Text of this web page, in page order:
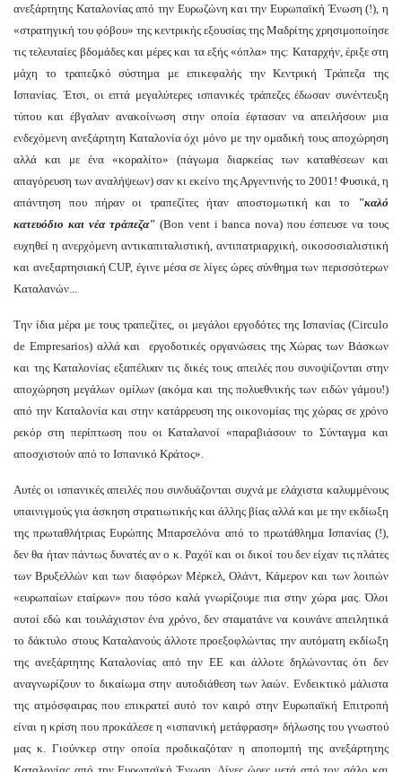
ανεξάρτητης Καταλονίας από την Ευρωζώνη και την Ευρωπαϊκή Ένωση (!), η
«στρατηγική του φόβου» της κεντρικής εξουσίας της Μαδρίτης χρησιμοποίησε
τις τελευταίες βδομάδες και μέρες και τα εξής «όπλα» της: Καταρχήν, έριξε στη
μάχη το τραπεζικό σύστημα με επικεφαλής την Κεντρική Τράπεζα της
Ισπανίας. Έτσι, οι επτά μεγαλύτερες ισπανικές τράπεζες έδωσαν συνέντευξη
τύπου και έβγαλαν ανακοίνωση στην οποία έφτασαν να απειλήσουν μια
ενδεχόμενη ανεξάρτητη Καταλονία όχι μόνο με την ομαδική τους αποχώρηση
αλλά και με ένα «κοραλίτο» (πάγωμα διαρκείας των καταθέσεων και
απαγόρευση των αναλήψεων) σαν κι εκείνο της Αργεντινής το 2001! Φυσικά, η
απάντηση που πήραν οι τραπεζίτες ήταν αποστομωτική και το
"καλό
κατευόδιο και νέα τράπεζα"(Bon vent i banca nova) που έσπευσε να τους
ευχηθεί η ανερχόμενη αντικαπιταλιστική, αντιπατριαρχική, οικοσοσιαλιστική
και ανεξαρτησιακή CUP, έγινε μέσα σε λίγες ώρες σύνθημα των περισσότερων
Καταλανών...
Την ίδια μέρα με τους τραπεζίτες, οι μεγάλοι εργοδότες της Ισπανίας (Circulo
de Empresarios) αλλά και εργοδοτικές οργανώσεις της Χώρας των Βάσκων
και της Καταλονίας εξαπέλυαν τις δικές τους απειλές που συνοψίζονται στην
αποχώρηση μεγάλων ομίλων (ακόμα και της πολυεθνικής των ειδών γάμου!)
από την Καταλονία και στην κατάρρευση της οικονομίας της χώρας σε χρόνο
ρεκόρ στη περίπτωση που οι Καταλανοί «παραβιάσουν το Σύνταγμα και
αποσχιστούν από το Ισπανικό Κράτος».
Αυτές οι ισπανικές απειλές που συνδυάζονται συχνά με ελάχιστα καλυμμένους
υπαινιγμούς για άσκηση στρατιωτικής και άλλης βίας αλλά και με την εκδίωξη
της πρωταθλήτριας Ευρώπης Μπαρσελόνα από το πρωτάθλημα Ισπανίας (!),
δεν θα ήταν πάντως δυνατές αν ο κ. Ραχόϊ και οι δικοί του δεν είχαν τις πλάτες
των Βρυξελλών και των διαφόρων Μέρκελ, Ολάντ, Κάμερον και των λοιπών
«ευρωπαίων εταίρων» που τόσο καλά γνωρίζουμε πια στην χώρα μας. Όλοι
αυτοί εδώ και τουλάχιστον ένα χρόνο, δεν σταματάνε να κουνάνε απειλητικά
το δάκτυλο στους Καταλανούς άλλοτε προεξοφλώντας την αυτόματη εκδίωξη
της ανεξάρτητης Καταλονίας από την ΕΕ και άλλοτε δηλώνοντας ότι δεν
αναγνωρίζουν το δικαίωμα στην αυτοδιάθεση των λαών. Ενδεικτικό μάλιστα
της ατμόσφαιρας που επικρατεί αυτό τον καιρό στην Ευρωπαϊκή Επιτροπή
είναι η κρίση που προκάλεσε η «ισπανική μετάφραση» δήλωσης του γνωστού
μας κ. Γιούνκερ στην οποία προδικαζόταν η αποπομπή της ανεξάρτητης